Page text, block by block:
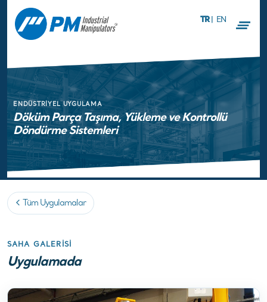
TR| EN
ENDÜSTRIYEL UYGULAMA
Döküm Parça Taşıma, Yükleme ve Kontrollü
Döndürme Sistemleri
Tüm Uygulamalar
SAHA GALERISI
Uygulamada